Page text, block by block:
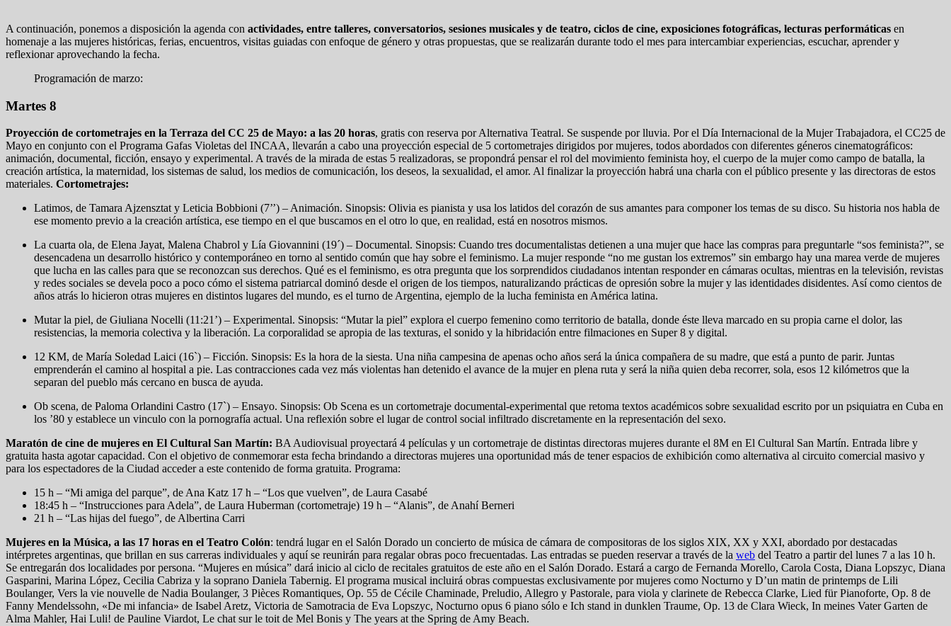
A continuación, ponemos a disposición la agenda con actividades, entre talleres, conversatorios, sesiones musicales y de teatro, ciclos de cine, exposiciones fotográficas, lecturas performáticas en
homenaje a las mujeres históricas, ferias, encuentros, visitas guiadas con enfoque de género y otras propuestas, que se realizarán durante todo el mes para intercambiar experiencias, escuchar, aprender y
reflexionar aprovechando la fecha.
Programación de marzo:
Martes 8
Proyección de cortometrajes en la Terraza del CC 25 de Mayo: a las 20 horas, gratis con reserva por Alternativa Teatral. Se suspende por lluvia. Por el Día Internacional de la Mujer Trabajadora, el CC25 de
Mayo en conjunto con el Programa Gafas Violetas del INCAA, llevarán a cabo una proyección especial de 5 cortometrajes dirigidos por mujeres, todos abordados con diferentes géneros cinematográficos:
animación, documental, ficción, ensayo y experimental. A través de la mirada de estas 5 realizadoras, se propondrá pensar el rol del movimiento feminista hoy, el cuerpo de la mujer como campo de batalla, la
creación artística, la maternidad, los sistemas de salud, los medios de comunicación, los deseos, la sexualidad, el amor. Al finalizar la proyección habrá una charla con el público presente y las directoras de estos
materiales. Cortometrajes:
Latimos, de Tamara Ajzensztat y Leticia Bobbioni (7’’) – Animación. Sinopsis: Olivia es pianista y usa los latidos del corazón de sus amantes para componer los temas de su disco. Su historia nos habla de
ese momento previo a la creación artística, ese tiempo en el que buscamos en el otro lo que, en realidad, está en nosotros mismos.
La cuarta ola, de Elena Jayat, Malena Chabrol y Lía Giovannini (19´) – Documental. Sinopsis: Cuando tres documentalistas detienen a una mujer que hace las compras para preguntarle “sos feminista?”, se
desencadena un desarrollo histórico y contemporáneo en torno al sentido común que hay sobre el feminismo. La mujer responde “no me gustan los extremos” sin embargo hay una marea verde de mujeres
que lucha en las calles para que se reconozcan sus derechos. Qué es el feminismo, es otra pregunta que los sorprendidos ciudadanos intentan responder en cámaras ocultas, mientras en la televisión, revistas
y redes sociales se devela poco a poco cómo el sistema patriarcal dominó desde el origen de los tiempos, naturalizando prácticas de opresión sobre la mujer y las identidades disidentes. Así como cientos de
años atrás lo hicieron otras mujeres en distintos lugares del mundo, es el turno de Argentina, ejemplo de la lucha feminista en América latina.
Mutar la piel, de Giuliana Nocelli (11:21’) – Experimental. Sinopsis: “Mutar la piel” explora el cuerpo femenino como territorio de batalla, donde éste lleva marcado en su propia carne el dolor, las
resistencias, la memoria colectiva y la liberación. La corporalidad se apropia de las texturas, el sonido y la hibridación entre filmaciones en Super 8 y digital.
12 KM, de María Soledad Laici (16`) – Ficción. Sinopsis: Es la hora de la siesta. Una niña campesina de apenas ocho años será la única compañera de su madre, que está a punto de parir. Juntas
emprenderán el camino al hospital a pie. Las contracciones cada vez más violentas han detenido el avance de la mujer en plena ruta y será la niña quien deba recorrer, sola, esos 12 kilómetros que la
separan del pueblo más cercano en busca de ayuda.
Ob scena, de Paloma Orlandini Castro (17`) – Ensayo. Sinopsis: Ob Scena es un cortometraje documental-experimental que retoma textos académicos sobre sexualidad escrito por un psiquiatra en Cuba en
los ’80 y establece un vinculo con la pornografía actual. Una reflexión sobre el lugar de control social infiltrado discretamente en la representación del sexo.
Maratón de cine de mujeres en El Cultural San Martín: BA Audiovisual proyectará 4 películas y un cortometraje de distintas directoras mujeres durante el 8M en El Cultural San Martín. Entrada libre y
gratuita hasta agotar capacidad. Con el objetivo de conmemorar esta fecha brindando a directoras mujeres una oportunidad más de tener espacios de exhibición como alternativa al circuito comercial masivo y
para los espectadores de la Ciudad acceder a este contenido de forma gratuita. Programa:
15 h – “Mi amiga del parque”, de Ana Katz 17 h – “Los que vuelven”, de Laura Casabé
18:45 h – “Instrucciones para Adela”, de Laura Huberman (cortometraje) 19 h – “Alanis”, de Anahí Berneri
21 h – “Las hijas del fuego”, de Albertina Carri
Mujeres en la Música, a las 17 horas en el Teatro Colón: tendrá lugar en el Salón Dorado un concierto de música de cámara de compositoras de los siglos XIX, XX y XXI, abordado por destacadas
intérpretes argentinas, que brillan en sus carreras individuales y aquí se reunirán para regalar obras poco frecuentadas. Las entradas se pueden reservar a través de la web del Teatro a partir del lunes 7 a las 10 h.
Se entregarán dos localidades por persona. “Mujeres en música” dará inicio al ciclo de recitales gratuitos de este año en el Salón Dorado. Estará a cargo de Fernanda Morello, Carola Costa, Diana Lopszyc, Diana
Gasparini, Marina López, Cecilia Cabriza y la soprano Daniela Tabernig. El programa musical incluirá obras compuestas exclusivamente por mujeres como Nocturno y D’un matin de printemps de Lili
Boulanger, Vers la vie nouvelle de Nadia Boulanger, 3 Pièces Romantiques, Op. 55 de Cécile Chaminade, Preludio, Allegro y Pastorale, para viola y clarinete de Rebecca Clarke, Lied für Pianoforte, Op. 8 de
Fanny Mendelssohn, «De mi infancia» de Isabel Aretz, Victoria de Samotracia de Eva Lopszyc, Nocturno opus 6 piano sólo e Ich stand in dunklen Traume, Op. 13 de Clara Wieck, In meines Vater Garten de
Alma Mahler, Hai Luli! de Pauline Viardot, Le chat sur le toit de Mel Bonis y The years at the Spring de Amy Beach.